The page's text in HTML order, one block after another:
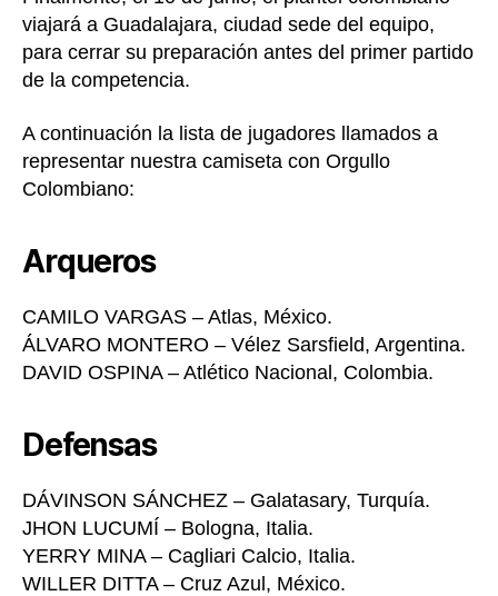
viajará a Guadalajara, ciudad sede del equipo,
para cerrar su preparación antes del primer partido
de la competencia.
A continuación la lista de jugadores llamados a
representar nuestra camiseta con Orgullo
Colombiano:
Arqueros
CAMILO VARGAS – Atlas, México.
ÁLVARO MONTERO – Vélez Sarsfield, Argentina.
DAVID OSPINA – Atlético Nacional, Colombia.
Defensas
DÁVINSON SÁNCHEZ – Galatasary, Turquía.
JHON LUCUMÍ – Bologna, Italia.
YERRY MINA – Cagliari Calcio, Italia.
WILLER DITTA – Cruz Azul, México.